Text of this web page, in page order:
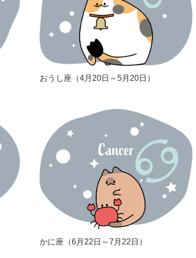
おうし座（4月20日～5月20日）
かに座（6月22日～7月22日）